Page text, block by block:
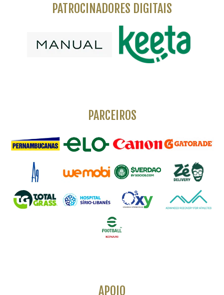
PATROCINADORES DIGITAIS
PARCEIROS
APOIO